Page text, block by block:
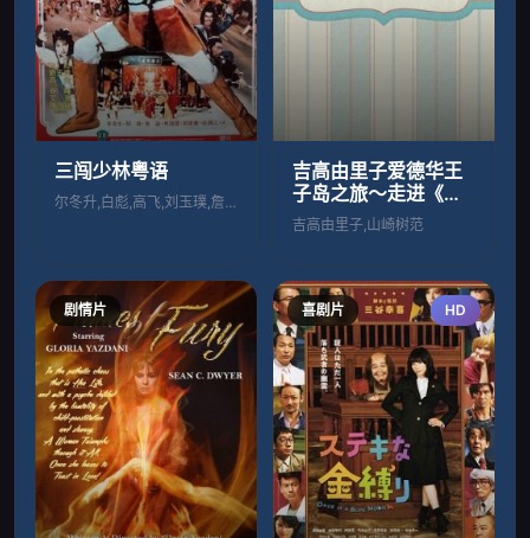
三闯少林粤语
尔冬升,白彪,高飞,刘玉璞,詹森
吉高由里子爱德华王
子岛之旅～走进《红
发安妮》的世界～
吉高由里子,山崎树范
剧情片 喜剧片 HD